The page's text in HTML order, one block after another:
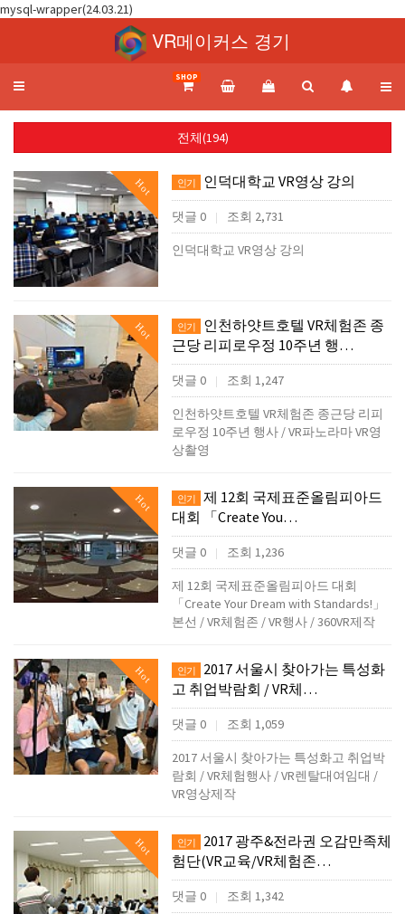
mysql-wrapper(24.03.21)
VR메이커스 경기
Toggle
SHOP
전체(194)
Hot 인기 인덕대학교 VR영상 강의
댓글 0 조회 2,731
인덕대학교 VR영상 강의
Hot 인기
인천하얏트호텔 VR체험존 종
근당 리피로우정 10주년 행…
댓글 0 조회 1,247
인천하얏트호텔 VR체험존 종근당 리피
로우정 10주년 행사 / VR파노라마 VR영
상촬영
Hot 인기
제 12회 국제표준올림피아드
대회 「Create You…
댓글 0 조회 1,236
제 12회 국제표준올림피아드 대회
「Create Your Dream with Standards!」
본선 / VR체험존 / VR행사 / 360VR제작
Hot 인기
2017 서울시 찾아가는 특성화
고 취업박람회 / VR체…
댓글 0 조회 1,059
2017 서울시 찾아가는 특성화고 취업박
람회 / VR체험행사 / VR렌탈대여임대 /
VR영상제작
Hot 인기
2017 광주&전라권 오감만족체
험단(VR교육/VR체험존…
댓글 0 조회 1,342